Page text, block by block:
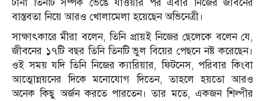
টানা তিনটি সম্পর্ক ভেঙে যাওয়ার পর এবার নিজের জীবনের
বাস্তবতা নিয়ে আরও খোলামেলা হয়েছেন অভিনেত্রী।
সাক্ষাৎকারে মীরা বলেন, তিনি প্রায়ই নিজের ছেলেকে বলেন যে,
জীবনের ১৭টি বছর তিনি তিনটি ভুল বিয়ের পেছনে নষ্ট করেছেন।
ওই সময় যদি তিনি নিজের ক্যারিয়ার, ফিটনেস, পরিবার কিংবা
আত্মোন্নয়নের দিকে মনোযোগ দিতেন, তাহলে হয়তো আরও
অনেক কিছু অর্জন করতে পারতেন। তার মতে, একজন শিল্পীর